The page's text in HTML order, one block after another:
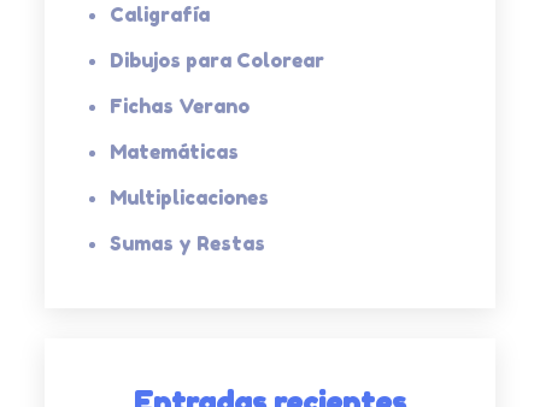
Caligrafía
Dibujos para Colorear
Fichas Verano
Matemáticas
Multiplicaciones
Sumas y Restas